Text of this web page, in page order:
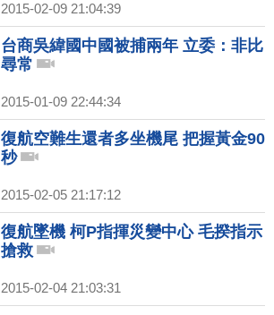
2015-02-09 21:04:39
台商吳緯國中國被捕兩年 立委：非比
尋常
2015-01-09 22:44:34
復航空難生還者多坐機尾 把握黃金90
秒
2015-02-05 21:17:12
復航墜機 柯P指揮災變中心 毛揆指示
搶救
2015-02-04 21:03:31